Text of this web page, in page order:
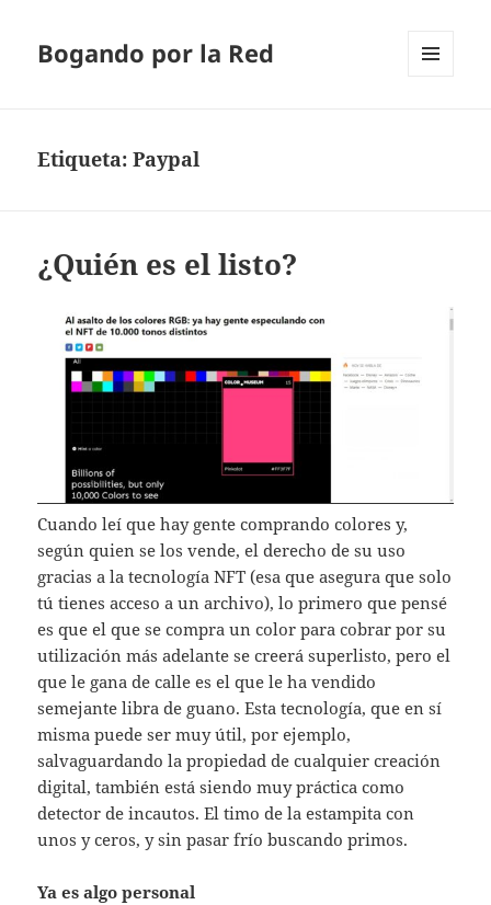
Bogando por la Red
Etiqueta:Paypal
¿Quién es el listo?
Cuando leí que hay gente comprando colores y,
según quien se los vende, el derecho de su uso
gracias a la tecnología NFT (esa que asegura que solo
tú tienes acceso a un archivo), lo primero que pensé
es que el que se compra un color para cobrar por su
utilización más adelante se creerá superlisto, pero el
que le gana de calle es el que le ha vendido
semejante libra de guano. Esta tecnología, que en sí
misma puede ser muy útil, por ejemplo,
salvaguardando la propiedad de cualquier creación
digital, también está siendo muy práctica como
detector de incautos. El timo de la estampita con
unos y ceros, y sin pasar frío buscando primos.
Ya es algo personal